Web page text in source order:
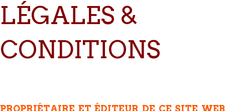
LÉGALES &
CONDITIONS
PROPRIÉTAIRE ET ÉDITEUR DE CE SITE WEB